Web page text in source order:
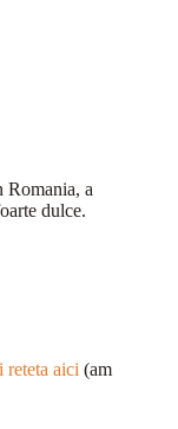
Romania, a
dulce.
reteta aici (am